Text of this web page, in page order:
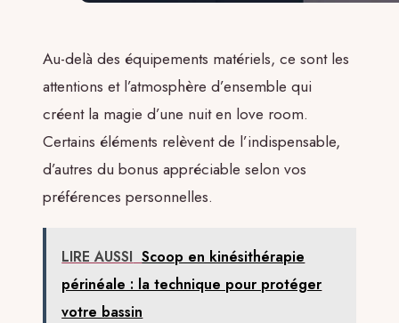
Au-delà des équipements matériels, ce sont les
attentions et l’atmosphère d’ensemble qui
créent la magie d’une nuit en love room.
Certains éléments relèvent de l’indispensable,
d’autres du bonus appréciable selon vos
préférences personnelles.
LIRE AUSSI Scoop en kinésithérapie
périnéale : la technique pour protéger
votre bassin